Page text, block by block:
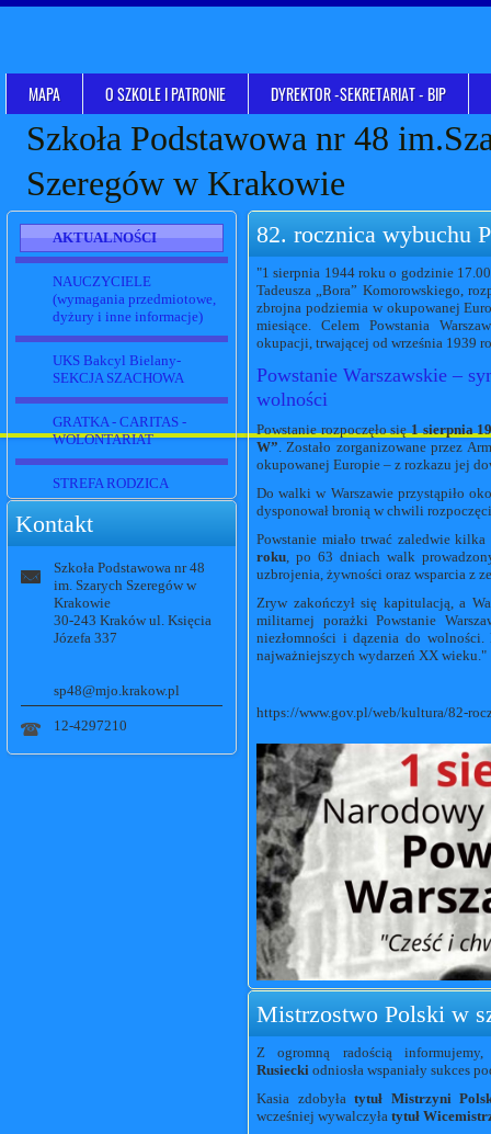
Szkoła Podstawowa nr 48
Szeregów w Krakowie
MAPA O SZKOLE I PATRONIE DYREKTOR -SEKRETARIAT - BIP
AKTUALNOŚCI
NAUCZYCIELE
(wymagania przedmiotowe,
dyżury i inne informacje)
UKS Bakcyl Bielany-
SEKCJA SZACHOWA
GRATKA - CARITAS -
WOLONTARIAT
STREFA RODZICA
Kontakt
Szkoła Podstawowa nr 48
im. Szarych Szeregów w
Krakowie
30-243 Kraków ul. Księcia
Józefa 337
sp48@mjo.krakow.pl
12-4297210
82. rocznica wybuchu
"1 sierpnia 1944 roku o godzinie
Tadeusza „Bora” Komorowskiego,
zbrojna podziemia w okupowanej
miesiące. Celem Powstania
okupacji, trwającej od września 1939
Powstanie Warszawskie –
wolności
Powstanie rozpoczęło się 1 sierpnia
W”. Zostało zorganizowane przez
okupowanej Europie – z rozkazu jej
Do walki w Warszawie przystąpiło
dysponował bronią w chwili
Powstanie miało trwać zaledwie
roku, po 63 dniach walk
uzbrojenia, żywności oraz wsparcia z
Zryw zakończył się kapitulacją, a
militarnej porażki Powstanie
niezłomności i dązenia do
najważniejszych wydarzeń XX wieku."
https://www.gov.pl/web/kultura/82-
Mistrzostwo Polski w
Z ogromną radością
Rusiecki odniosła wspaniały sukces
Kasia zdobyłatytuł Mistrzyni
wcześniej wywalczyła tytuł